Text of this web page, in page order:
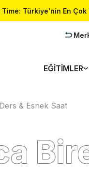
Türkiye'nin En Çok
EĞITIMLER
& Esnek Saat